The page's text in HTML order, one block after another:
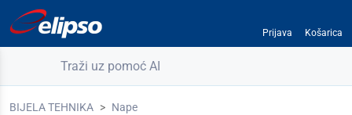
Prijava Košarica
Traži uz pomoć AI
BIJELA TEHNIKA Nape